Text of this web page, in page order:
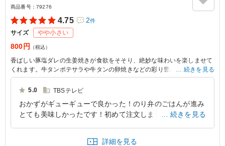
商品番号： 79276
4.75 2件
サイズ やや小さい
800円 （税込）
香ばしい豚塩ダレの生姜焼きが食欲をそそり、絶妙な味わいを楽しませて
くれます。牛タンポテサラや牛タンの卵焼きなどの彩り豊かな付け合わせ
が、見た目にも華やか。撮影現場やスポーツ大会での差し入れに最適で
す。
続きを見る
5.0 TBSテレビ
おかずがギューギューで良かった！のり弁のごはんが進み
とても美味しかったです！初めて注文しましたがとても美
続きを見る
詳細を見る